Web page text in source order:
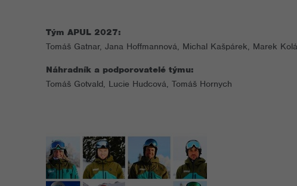
Tým APUL 2027:
Tomáš Gatnar, Jana Hoffmannová, Michal Kašpárek, Marek
Náhradník a podporovatelé týmu:
Tomáš Gotvald, Lucie Hudcová, Tomáš Hornych